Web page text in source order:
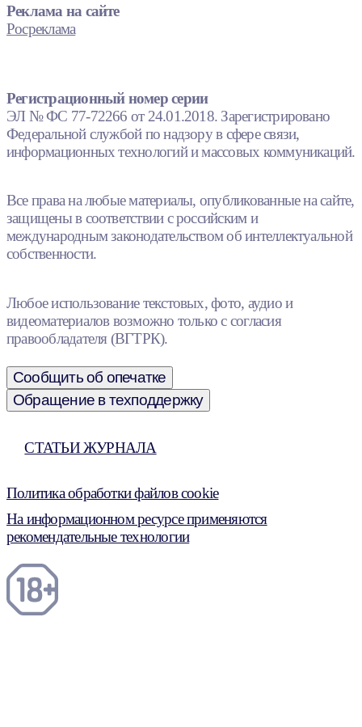
Реклама на сайте
Росреклама
Регистрационный номер серии
ЭЛ № ФС 77-72266 от 24.01.2018. Зарегистрировано
Федеральной службой по надзору в сфере связи,
информационных технологий и массовых коммуникаций.
Все права на любые материалы, опубликованные на сайте,
защищены в соответствии с российским и
международным законодательством об интеллектуальной
собственности.
Любое использование текстовых, фото, аудио и
видеоматериалов возможно только с согласия
правообладателя (ВГТРК).
Сообщить об опечатке
Обращение в техподдержку
СТАТЬИ ЖУРНАЛА
Политика обработки файлов cookie
На информационном ресурсе применяются
рекомендательные технологии